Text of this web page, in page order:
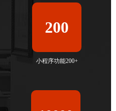
200
小程序功能200+